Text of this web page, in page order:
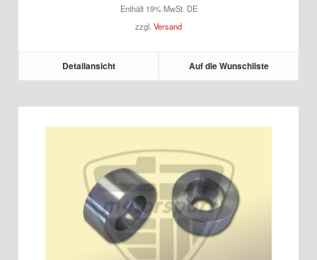
bis
371,14 €
Enthält 19% MwSt. DE
zzgl. Versand
Detailansicht Auf die Wunschliste